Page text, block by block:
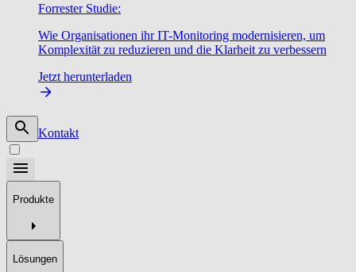
Forrester Studie:
Wie Organisationen ihr IT-Monitoring modernisieren, um
Komplexität zu reduzieren und die Klarheit zu verbessern
Jetzt herunterladen
Kontakt
Produkte
Lösungen